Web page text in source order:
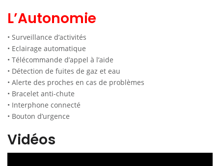
L’Autonomie
• Surveillance d’activités
• Eclairage automatique
• Télécommande d’appel à l’aide
• Détection de fuites de gaz et eau
• Alerte des proches en cas de problèmes
• Bracelet anti-chute
• Interphone connecté
• Bouton d’urgence
Vidéos